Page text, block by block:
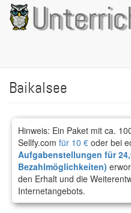
Direkt
zum
Inhalt
Baikalsee
Hinweis: Ein Paket mit ca.
Sellfy.com für 10 € oder bei
Aufgabenstellungen für
Bezahlmöglichkeiten)
den Erhalt und die
Internetangebots.